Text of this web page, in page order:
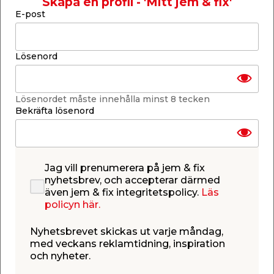
Finns i lager i de flesta butiker
Lägg till i inköpslistan
Skruvmejselsats 4 delar -T10, T15, T20
& T25
E-post
Lösenord
Lösenordet måste innehålla minst 8 tecken
Bekräfta lösenord
Jag vill prenumerera på jem & fix
nyhetsbrev, och accepterar därmed
även jem & fix integritetspolicy. Läs
policyn här.
Nyhetsbrevet skickas ut varje måndag,
med veckans reklamtidning, inspiration
och nyheter.